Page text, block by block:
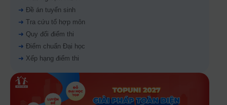
➜ Đề án tuyển sinh
➜ Tra cứu tổ hợp môn
➜ Quy đổi điểm thi
➜ Điểm chuẩn Đại học
➜ Xếp hạng điểm thi